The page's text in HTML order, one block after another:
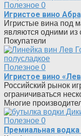
Полезное 0
Игристое вино
Игристые вина под
являются одними
Покупатели
Полезное 0
Игристое вино
Российский рынок
ограничиваться
Многие
Полезное 0
Премиальная